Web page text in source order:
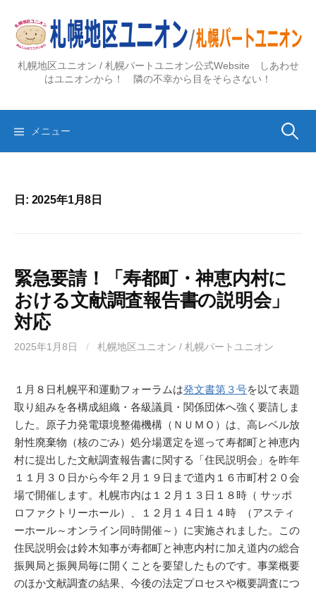
ス
札幌地区ユニオン / 札幌パートユニオン公式Website しあわせ
はユニオンから！ 隣の不幸から目をそらさない！
メニュー 検
日: 2025年1月8日
緊急要請！「寿都町・神恵内村に
おける文献調査報告書の説明会」
対応
2025年1月8日 / 札幌地区ユニオン / 札幌パートユニオン
１月８日札幌平和運動フォーラムは発文書第３号を以て表題
取り組みを各構成組織・各級議員・関係団体へ強く要請しま
した。原子力発電環境整備機構（ＮＵＭＯ）は、高レベル放
射性廃棄物（核のごみ）処分場選定を巡って寿都町と神恵内
村に提出した文献調査報告書に関する「住民説明会」を昨年
１１月３０日から今年２月１９日まで道内１６市町村２０会
場で開催します。札幌市内は１２月１３日１８時（ サッポ
ロファクトリーホール）、１２月１４日１４時 （アスティ
ーホール～オンライン同時開催～）に実施されました。この
住民説明会は鈴木知事が寿都町と神恵内村に加え道内の総合
振興局と振興局毎に開くことを要望したものです。事業概要
のほか文献調査の結果、今後の法定プロセスや概要調査につ